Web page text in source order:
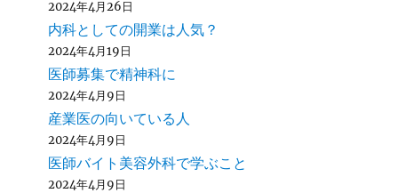
2024年4月26日
内科としての開業は人気？
2024年4月19日
医師募集で精神科に
2024年4月9日
産業医の向いている人
2024年4月9日
医師バイト美容外科で学ぶこと
2024年4月9日